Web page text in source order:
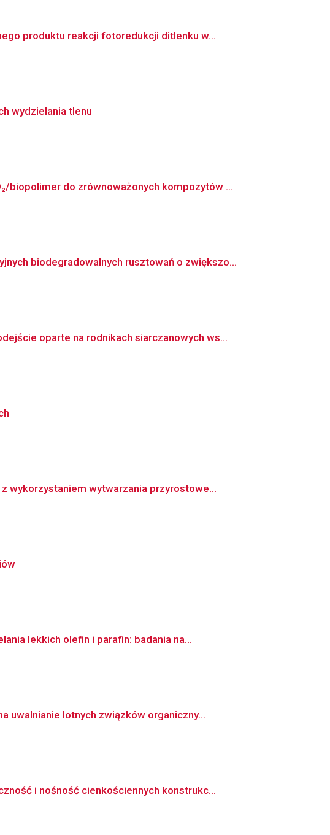
produktu reakcji fotoredukcji ditlenku w...
wydzielania tlenu
biopolimer do zrównoważonych kompozytów ...
biodegradowalnych rusztowań o zwiększo...
oparte na rodnikach siarczanowych ws...
wykorzystaniem wytwarzania przyrostowe...
lekkich olefin i parafin: badania na...
uwalnianie lotnych związków organiczny...
i nośność cienkościennych konstrukc...